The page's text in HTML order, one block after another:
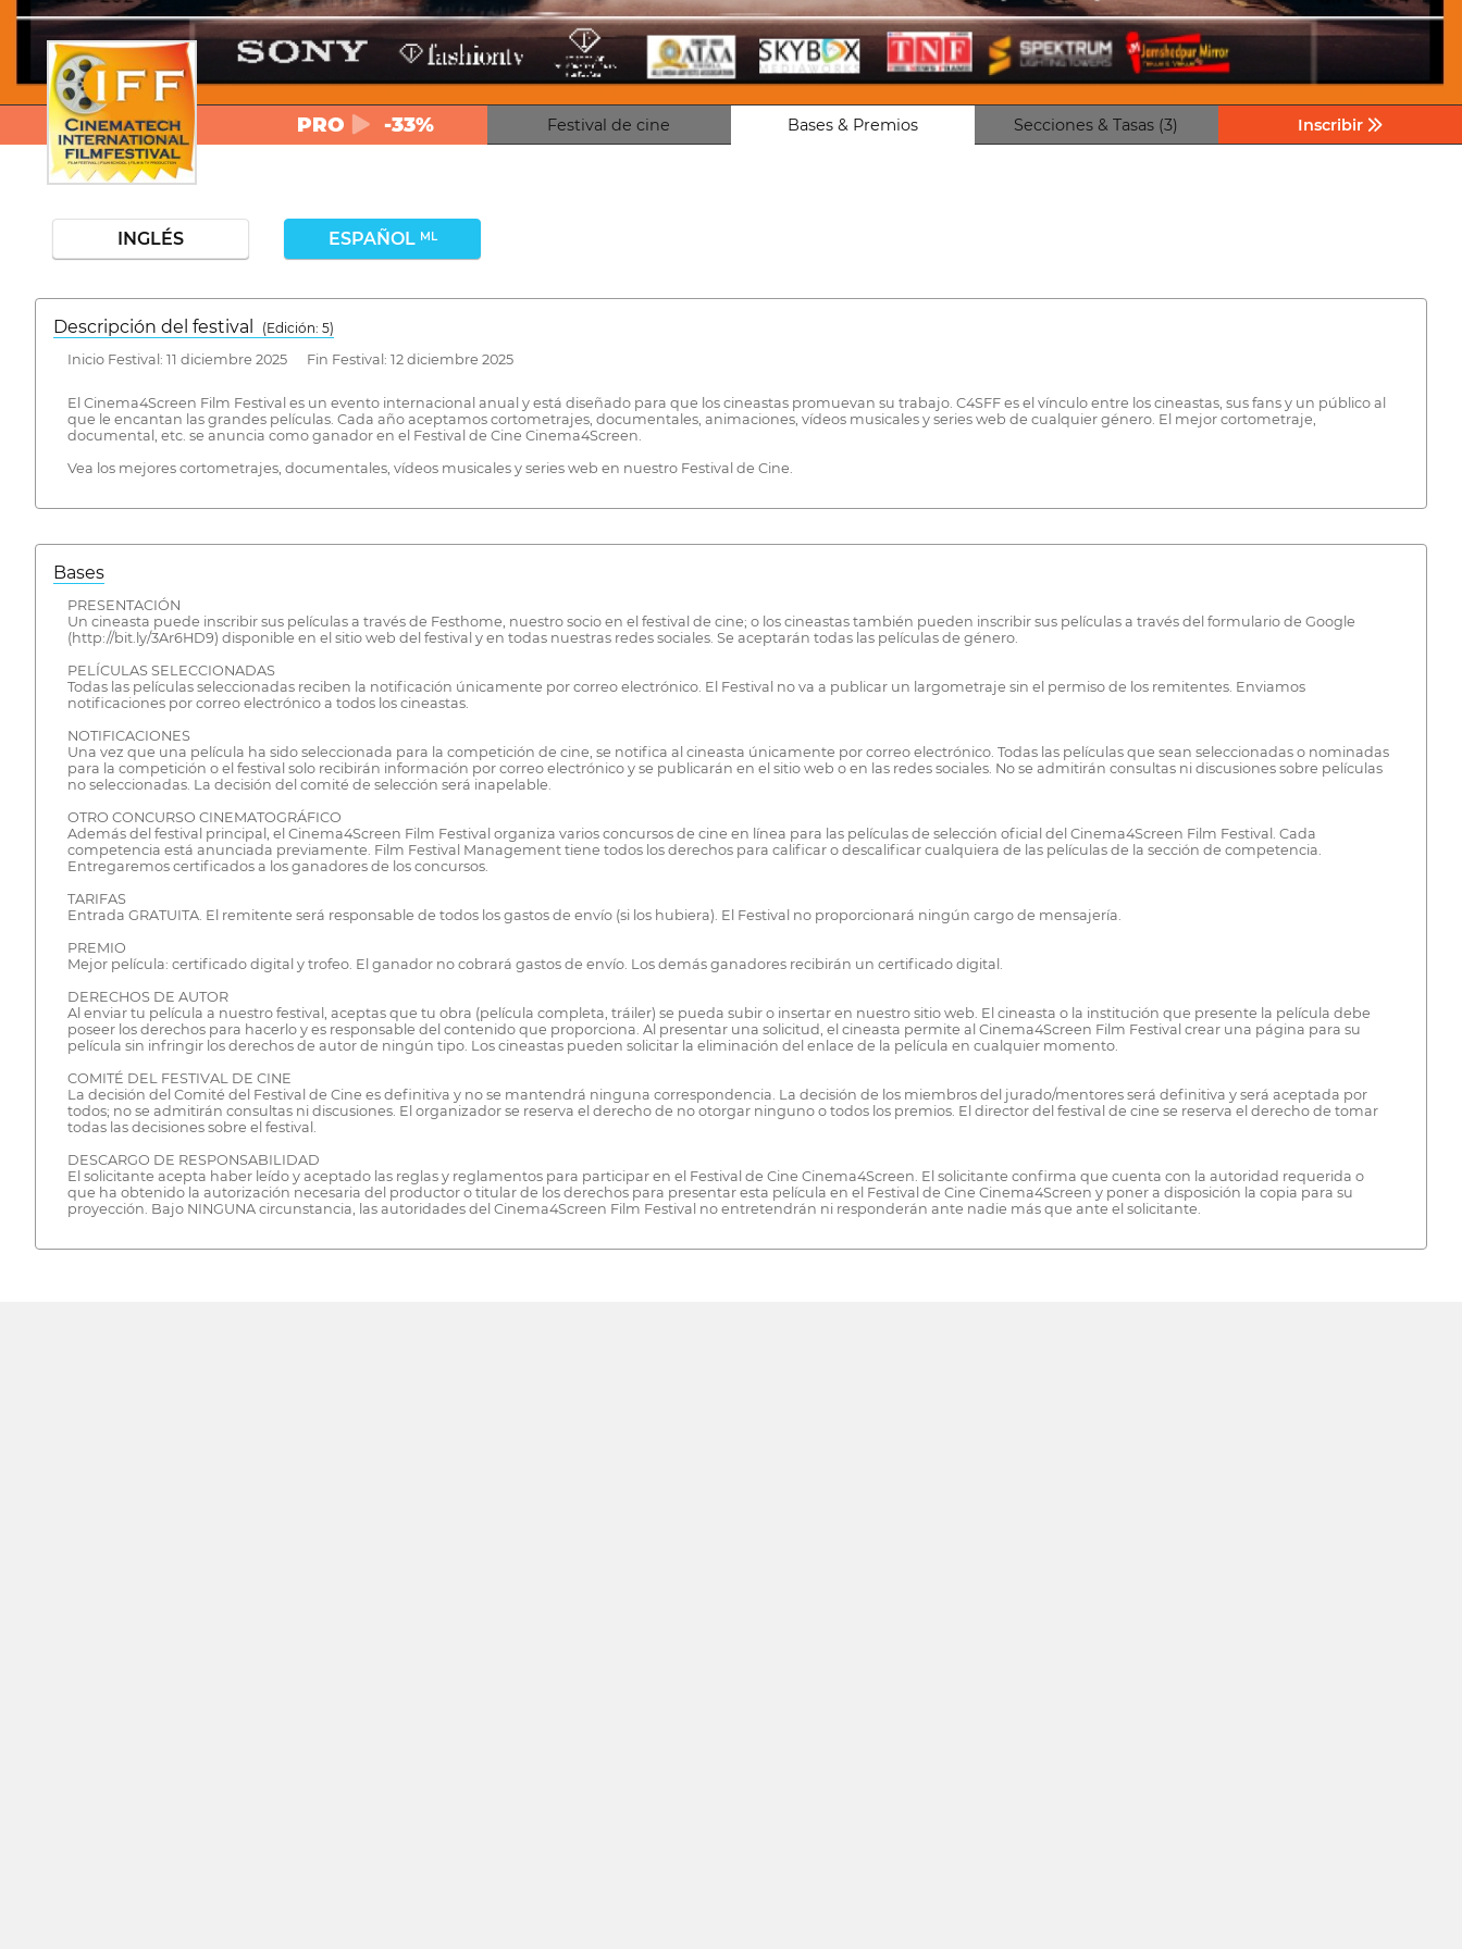
PRO -33% Festival de cine Bases & Premios Secciones & Tasas (3) Inscribir
INGLÉS ESPAÑOL ML
Descripción del festival
( Edición: 5)
Inicio Festival: 11 diciembre 2025 Fin Festival: 12 diciembre 2025
El Cinema4Screen Film Festival es un evento internacional anual y está diseñado para que los cineastas promuevan su trabajo. C4SFF es el vínculo entre los cineastas, sus fans y un público al
que le encantan las grandes películas. Cada año aceptamos cortometrajes, documentales, animaciones, vídeos musicales y series web de cualquier género. El mejor cortometraje,
documental, etc. se anuncia como ganador en el Festival de Cine Cinema4Screen.
Vea los mejores cortometrajes, documentales, vídeos musicales y series web en nuestro Festival de Cine.
Bases
PRESENTACIÓN
Un cineasta puede inscribir sus películas a través de Festhome, nuestro socio en el festival de cine; o los cineastas también pueden inscribir sus películas a través del formulario de Google
(http://bit.ly/3Ar6HD9) disponible en el sitio web del festival y en todas nuestras redes sociales. Se aceptarán todas las películas de género.
PELÍCULAS SELECCIONADAS
Todas las películas seleccionadas reciben la notificación únicamente por correo electrónico. El Festival no va a publicar un largometraje sin el permiso de los remitentes. Enviamos
notificaciones por correo electrónico a todos los cineastas.
NOTIFICACIONES
Una vez que una película ha sido seleccionada para la competición de cine, se notifica al cineasta únicamente por correo electrónico. Todas las películas que sean seleccionadas o nominadas
para la competición o el festival solo recibirán información por correo electrónico y se publicarán en el sitio web o en las redes sociales. No se admitirán consultas ni discusiones sobre películas
no seleccionadas. La decisión del comité de selección será inapelable.
OTRO CONCURSO CINEMATOGRÁFICO
Además del festival principal, el Cinema4Screen Film Festival organiza varios concursos de cine en línea para las películas de selección oficial del Cinema4Screen Film Festival. Cada
competencia está anunciada previamente. Film Festival Management tiene todos los derechos para calificar o descalificar cualquiera de las películas de la sección de competencia.
Entregaremos certificados a los ganadores de los concursos.
TARIFAS
Entrada GRATUITA. El remitente será responsable de todos los gastos de envío (si los hubiera). El Festival no proporcionará ningún cargo de mensajería.
PREMIO
Mejor película: certificado digital y trofeo. El ganador no cobrará gastos de envío. Los demás ganadores recibirán un certificado digital.
DERECHOS DE AUTOR
Al enviar tu película a nuestro festival, aceptas que tu obra (película completa, tráiler) se pueda subir o insertar en nuestro sitio web. El cineasta o la institución que presente la película debe
poseer los derechos para hacerlo y es responsable del contenido que proporciona. Al presentar una solicitud, el cineasta permite al Cinema4Screen Film Festival crear una página para su
película sin infringir los derechos de autor de ningún tipo. Los cineastas pueden solicitar la eliminación del enlace de la película en cualquier momento.
COMITÉ DEL FESTIVAL DE CINE
La decisión del Comité del Festival de Cine es definitiva y no se mantendrá ninguna correspondencia. La decisión de los miembros del jurado/mentores será definitiva y será aceptada por
todos; no se admitirán consultas ni discusiones. El organizador se reserva el derecho de no otorgar ninguno o todos los premios. El director del festival de cine se reserva el derecho de tomar
todas las decisiones sobre el festival.
DESCARGO DE RESPONSABILIDAD
El solicitante acepta haber leído y aceptado las reglas y reglamentos para participar en el Festival de Cine Cinema4Screen. El solicitante confirma que cuenta con la autoridad requerida o
que ha obtenido la autorización necesaria del productor o titular de los derechos para presentar esta película en el Festival de Cine Cinema4Screen y poner a disposición la copia para su
proyección. Bajo NINGUNA circunstancia, las autoridades del Cinema4Screen Film Festival no entretendrán ni responderán ante nadie más que ante el solicitante.